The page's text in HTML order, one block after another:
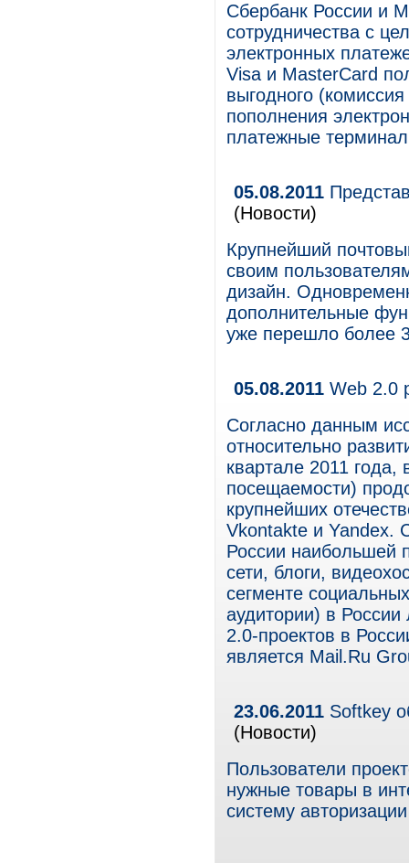
Сбербанк России и
сотрудничества с
электронных
Visa и MasterCard
выгодного
пополнения
платежные
05.08.2011
(Новости)
Крупнейший
своим
дизайн.
дополнительные
уже перешло более
05.08.2011 Web 2.0
Согласно данным
относительно
квартале 2011
посещаемости)
крупнейших
Vkontakte и Yandex.
России наибольшей
сети, блоги,
сегменте
аудитории) в
2.0-проектов в
является Mail.Ru
23.06.2011 Softkey
(Новости)
Пользователи
нужные товары в
систему